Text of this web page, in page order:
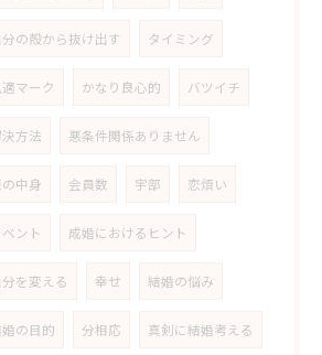
分の殻から抜け出す タイミング
マーク かなり良心的 バツイチ
決方法 悪条件関係ありません
の中身 会員数 宇部 恋煩い
ベント 成婚におけるヒント
分を変える 幸せ 結婚の悩み
の目的 分相応 真剣に結婚考える